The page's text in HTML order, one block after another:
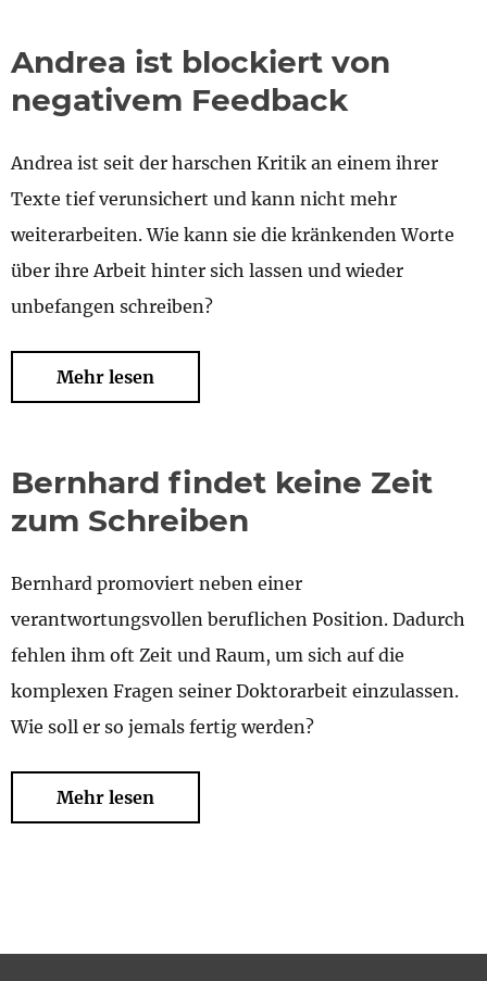
Andrea ist blockiert von
negativem Feedback
Andrea ist seit der harschen Kritik an einem ihrer
Texte tief verunsichert und kann nicht mehr
weiterarbeiten. Wie kann sie die kränkenden Worte
über ihre Arbeit hinter sich lassen und wieder
unbefangen schreiben?
Mehr lesen
Bernhard findet keine Zeit
zum Schreiben
Bernhard promoviert neben einer
verantwortungsvollen beruflichen Position. Dadurch
fehlen ihm oft Zeit und Raum, um sich auf die
komplexen Fragen seiner Doktorarbeit einzulassen.
Wie soll er so jemals fertig werden?
Mehr lesen